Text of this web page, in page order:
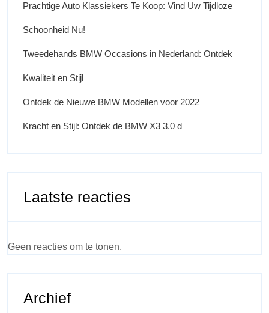
Prachtige Auto Klassiekers Te Koop: Vind Uw Tijdloze
Schoonheid Nu!
Tweedehands BMW Occasions in Nederland: Ontdek
Kwaliteit en Stijl
Ontdek de Nieuwe BMW Modellen voor 2022
Kracht en Stijl: Ontdek de BMW X3 3.0 d
Laatste reacties
Geen reacties om te tonen.
Archief